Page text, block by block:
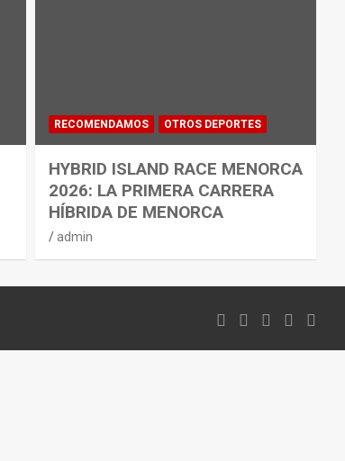
RECOMENDAMOS OTROS DEPORTES
HYBRID ISLAND RACE MENORCA
2026: LA PRIMERA CARRERA
HÍBRIDA DE MENORCA
admin